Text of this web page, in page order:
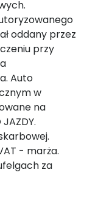
oddany przez
przy
Auto
w
na
- marża.
za